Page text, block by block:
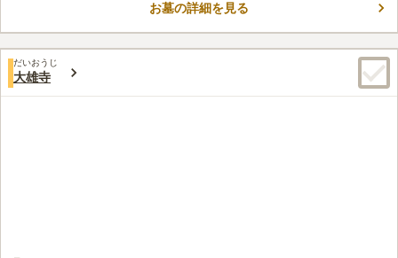
閑静で穏やかな時間が流れます。 バリアフリー設計もしっかり
口コミ評価
この霊園はまだ誰からも評価されていません。
お墓の詳細を見る
だいおうじ
大雄寺